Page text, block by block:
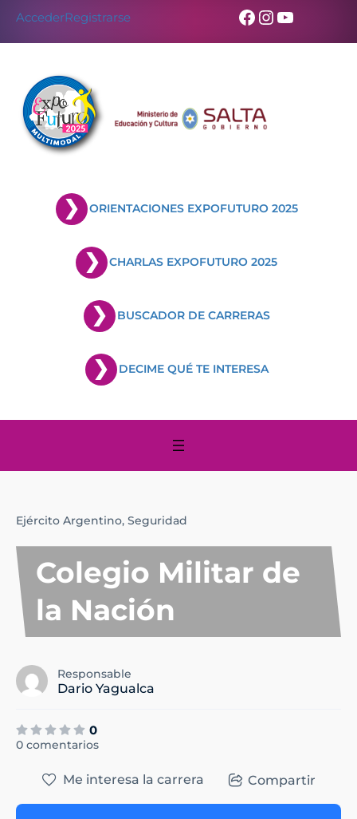
AccederRegistrarse Facebook
Instagram
YouTube
ORIENTACIONES EXPOFUTURO 2025
CHARLAS EXPOFUTURO 2025
BUSCADOR DE CARRERAS
DECIME QUÉ TE INTERESA
Ejército Argentino, Seguridad
Colegio Militar de
la Nación
Responsable
Dario Yagualca
0
0 comentarios
Me interesa la carrera Compartir